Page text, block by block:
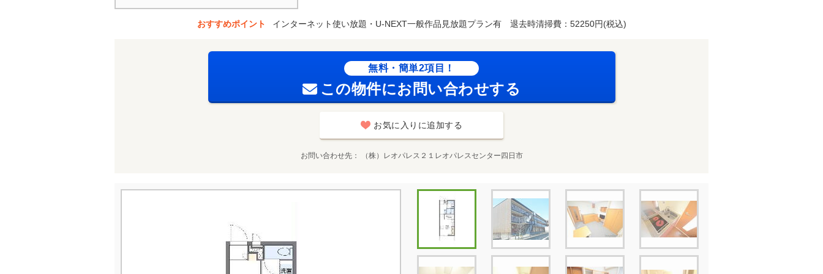
おすすめポイント インターネット使い放題・U-NEXT一般作品見放題プラン有 退去時清掃費：52250円(税込)
無料・簡単2項目！
この物件にお問い合わせする
お気に入りに追加する
お問い合わせ先 （株）レオパレス２１レオパレスセンター四日市